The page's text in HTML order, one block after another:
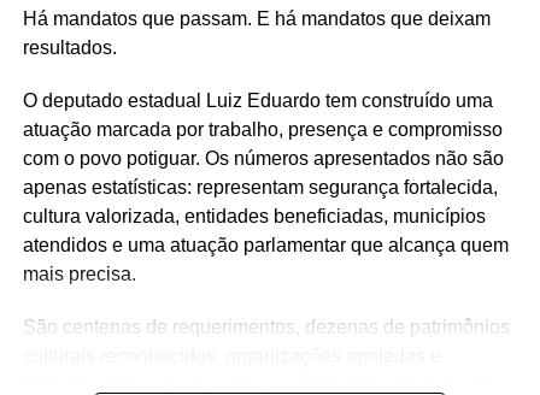
Há mandatos que passam. E há mandatos que deixam
resultados.
O deputado estadual Luiz Eduardo tem construído uma
atuação marcada por trabalho, presença e compromisso
com o povo potiguar. Os números apresentados não são
apenas estatísticas: representam segurança fortalecida,
cultura valorizada, entidades beneficiadas, municípios
atendidos e uma atuação parlamentar que alcança quem
mais precisa.
São centenas de requerimentos, dezenas de patrimônios